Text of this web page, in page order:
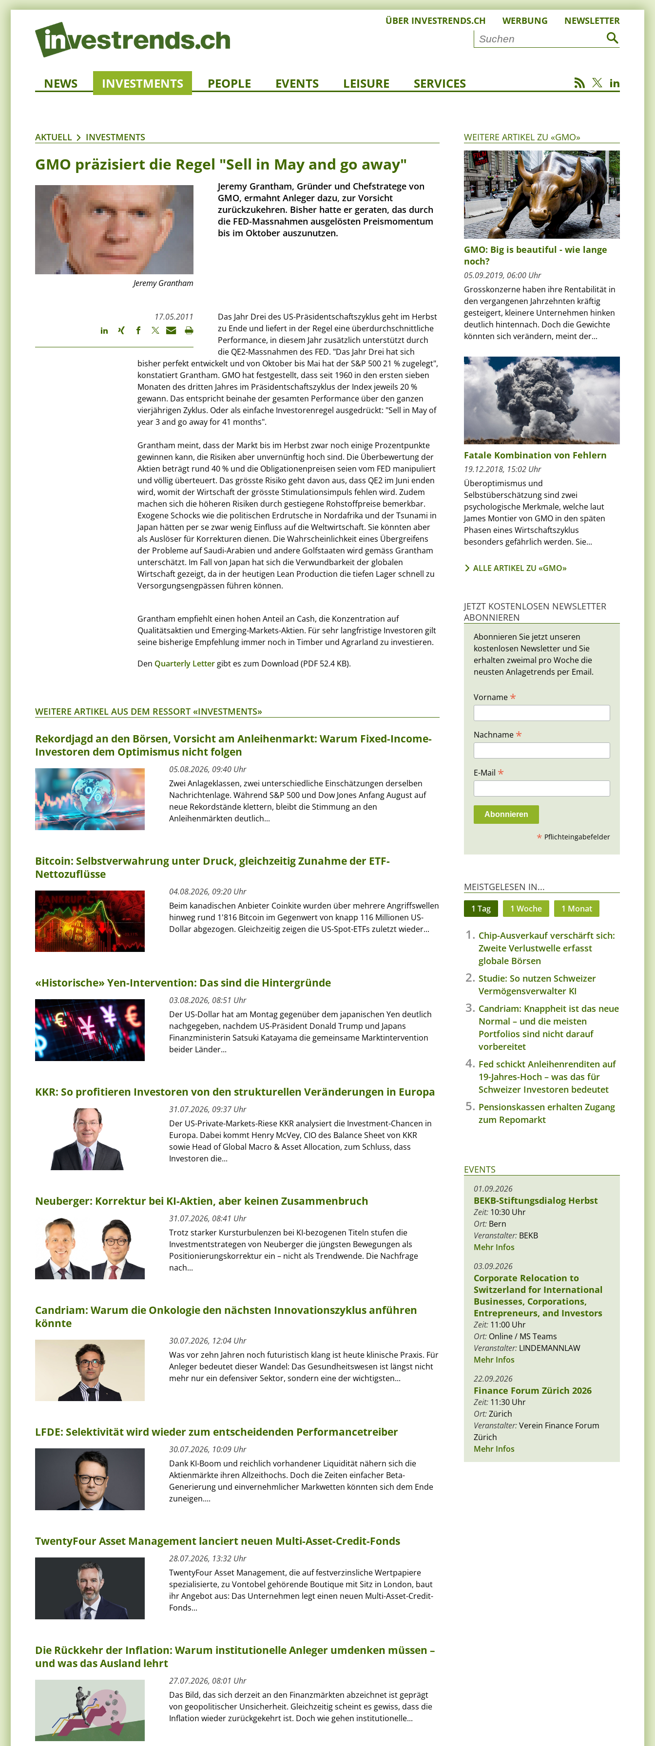
ÜBER INVESTRENDS.CH WERBUNG NEWSLETTER
NEWS INVESTMENTS PEOPLE EVENTS LEISURE SERVICES
AKTUELL INVESTMENTS
GMO präzisiert die Regel "Sell in May and go away"
Jeremy Grantham
Jeremy Grantham, Gründer und Chefstratege von
GMO, ermahnt Anleger dazu, zur Vorsicht
zurückzukehren. Bisher hatte er geraten, das durch
die FED-Massnahmen ausgelösten Preismomentum
bis im Oktober auszunutzen.
17.05.2011
Das Jahr Drei des US-Präsidentschaftszyklus geht im Herbst
zu Ende und liefert in der Regel eine überdurchschnittliche
Performance, in diesem Jahr zusätzlich unterstützt durch
die QE2-Massnahmen des FED. "Das Jahr Drei hat sich
bisher perfekt entwickelt und von Oktober bis Mai hat der S&P 500 21 % zugelegt",
konstatiert Grantham. GMO hat festgestellt, dass seit 1960 in den ersten sieben
Monaten des dritten Jahres im Präsidentschaftszyklus der Index jeweils 20 %
gewann. Das entspricht beinahe der gesamten Performance über den ganzen
vierjährigen Zyklus. Oder als einfache Investorenregel ausgedrückt: "Sell in May of
year 3 and go away for 41 months".
Grantham meint, dass der Markt bis im Herbst zwar noch einige Prozentpunkte
gewinnen kann, die Risiken aber unvernünftig hoch sind. Die Überbewertung der
Aktien beträgt rund 40 % und die Obligationenpreisen seien vom FED manipuliert
und völlig überteuert. Das grösste Risiko geht davon aus, dass QE2 im Juni enden
wird, womit der Wirtschaft der grösste Stimulationsimpuls fehlen wird. Zudem
machen sich die höheren Risiken durch gestiegene Rohstoffpreise bemerkbar.
Exogene Schocks wie die politischen Erdrutsche in Nordafrika und der Tsunami in
Japan hätten per se zwar wenig Einfluss auf die Weltwirtschaft. Sie könnten aber
als Auslöser für Korrekturen dienen. Die Wahrscheinlichkeit eines Übergreifens
der Probleme auf Saudi-Arabien und andere Golfstaaten wird gemäss Grantham
unterschätzt. Im Fall von Japan hat sich die Verwundbarkeit der globalen
Wirtschaft gezeigt, da in der heutigen Lean Production die tiefen Lager schnell zu
Versorgungsengpässen führen können.
Grantham empfiehlt einen hohen Anteil an Cash, die Konzentration auf
Qualitätsaktien und Emerging-Markets-Aktien. Für sehr langfristige Investoren gilt
seine bisherige Empfehlung immer noch in Timber und Agrarland zu investieren.
Den Quarterly Letter gibt es zum Download (PDF 52.4 KB).
WEITERE ARTIKEL AUS DEM RESSORT «INVESTMENTS»
Rekordjagd an den Börsen, Vorsicht am Anleihenmarkt: Warum Fixed-Income-
Investoren dem Optimismus nicht folgen
05.08.2026, 09:40 Uhr
Zwei Anlageklassen, zwei unterschiedliche Einschätzungen derselben
Nachrichtenlage. Während S&P 500 und Dow Jones Anfang August auf
neue Rekordstände klettern, bleibt die Stimmung an den
Anleihenmärkten deutlich...
Bitcoin: Selbstverwahrung unter Druck, gleichzeitig Zunahme der ETF-
Nettozuflüsse
04.08.2026, 09:20 Uhr
Beim kanadischen Anbieter Coinkite wurden über mehrere Angriffswellen
hinweg rund 1'816 Bitcoin im Gegenwert von knapp 116 Millionen US-
Dollar abgezogen. Gleichzeitig zeigen die US-Spot-ETFs zuletzt wieder...
«Historische» Yen-Intervention: Das sind die Hintergründe
03.08.2026, 08:51 Uhr
Der US-Dollar hat am Montag gegenüber dem japanischen Yen deutlich
nachgegeben, nachdem US-Präsident Donald Trump und Japans
Finanzministerin Satsuki Katayama die gemeinsame Marktintervention
beider Länder...
KKR: So profitieren Investoren von den strukturellen Veränderungen in Europa
31.07.2026, 09:37 Uhr
Der US-Private-Markets-Riese KKR analysiert die Investment-Chancen in
Europa. Dabei kommt Henry McVey, CIO des Balance Sheet von KKR
sowie Head of Global Macro & Asset Allocation, zum Schluss, dass
Investoren die...
Neuberger: Korrektur bei KI-Aktien, aber keinen Zusammenbruch
31.07.2026, 08:41 Uhr
Trotz starker Kursturbulenzen bei KI-bezogenen Titeln stufen die
Investmentstrategen von Neuberger die jüngsten Bewegungen als
Positionierungskorrektur ein – nicht als Trendwende. Die Nachfrage
nach...
Candriam: Warum die Onkologie den nächsten Innovationszyklus anführen
könnte
30.07.2026, 12:04 Uhr
Was vor zehn Jahren noch futuristisch klang ist heute klinische Praxis. Für
Anleger bedeutet dieser Wandel: Das Gesundheitswesen ist längst nicht
mehr nur ein defensiver Sektor, sondern eine der wichtigsten...
LFDE: Selektivität wird wieder zum entscheidenden Performancetreiber
30.07.2026, 10:09 Uhr
Dank KI-Boom und reichlich vorhandener Liquidität nähern sich die
Aktienmärkte ihren Allzeithochs. Doch die Zeiten einfacher Beta-
Generierung und einvernehmlicher Markwetten könnten sich dem Ende
zuneigen....
TwentyFour Asset Management lanciert neuen Multi-Asset-Credit-Fonds
28.07.2026, 13:32 Uhr
TwentyFour Asset Management, die auf festverzinsliche Wertpapiere
spezialisierte, zu Vontobel gehörende Boutique mit Sitz in London, baut
ihr Angebot aus: Das Unternehmen legt einen neuen Multi-Asset-Credit-
Fonds...
Die Rückkehr der Inflation: Warum institutionelle Anleger umdenken müssen –
und was das Ausland lehrt
27.07.2026, 08:01 Uhr
Das Bild, das sich derzeit an den Finanzmärkten abzeichnet ist geprägt
von geopolitischer Unsicherheit. Gleichzeitig scheint es gewiss, dass die
Inflation wieder zurückgekehrt ist. Doch wie gehen institutionelle...
WEITERE ARTIKEL ZU «GMO»
GMO: Big is beautiful - wie lange
noch?
05.09.2019, 06:00 Uhr
Grosskonzerne haben ihre Rentabilität in
den vergangenen Jahrzehnten kräftig
gesteigert, kleinere Unternehmen hinken
deutlich hintennach. Doch die Gewichte
könnten sich verändern, meint der...
Fatale Kombination von Fehlern
19.12.2018, 15:02 Uhr
Überoptimismus und
Selbstüberschätzung sind zwei
psychologische Merkmale, welche laut
James Montier von GMO in den späten
Phasen eines Wirtschaftszyklus
besonders gefährlich werden. Sie...
ALLE ARTIKEL ZU «GMO»
JETZT KOSTENLOSEN NEWSLETTER
ABONNIEREN
Abonnieren Sie jetzt unseren
kostenlosen Newsletter und Sie
erhalten zweimal pro Woche die
neusten Anlagetrends per Email.
Vorname *
Nachname *
E-Mail *
* Pflichteingabefelder
MEISTGELESEN IN...
1 Tag 1 Woche 1 Monat
Chip-Ausverkauf verschärft sich:
Zweite Verlustwelle erfasst
globale Börsen
Studie: So nutzen Schweizer
Vermögensverwalter KI
Candriam: Knappheit ist das neue
Normal – und die meisten
Portfolios sind nicht darauf
vorbereitet
Fed schickt Anleihenrenditen auf
19-Jahres-Hoch – was das für
Schweizer Investoren bedeutet
Pensionskassen erhalten Zugang
zum Repomarkt
EVENTS
01.09.2026
BEKB-Stiftungsdialog Herbst
Zeit: 10:30 Uhr
Ort: Bern
Veranstalter: BEKB
Mehr Infos
03.09.2026
Corporate Relocation to
Switzerland for International
Businesses, Corporations,
Entrepreneurs, and Investors
Zeit: 11:00 Uhr
Ort: Online / MS Teams
Veranstalter: LINDEMANNLAW
Mehr Infos
22.09.2026
Finance Forum Zürich 2026
Zeit: 11:30 Uhr
Ort:Zürich
Veranstalter:Verein Finance Forum
Zürich
Mehr Infos